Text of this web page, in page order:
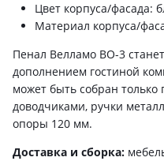
Цвет корпуса/фасада:
Материал корпуса/
Пенал Велламо ВО-3
дополнением гостиной
может быть собран
доводчиками, ручки
опоры 120 мм.
Доставка и сборка: